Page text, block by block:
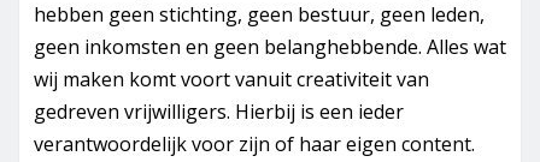
hebben geen stichting, geen bestuur, geen leden,
geen inkomsten en geen belanghebbende. Alles wat
wij maken komt voort vanuit creativiteit van
gedreven vrijwilligers. Hierbij is een ieder
verantwoordelijk voor zijn of haar eigen content.